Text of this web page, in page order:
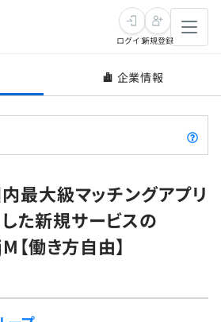
ログイン新規登録
企業情報
最大級マッチングアプリ
た新規サービスの
働き方自由】